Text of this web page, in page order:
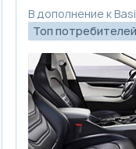
В дополнение к
Топ потребителей